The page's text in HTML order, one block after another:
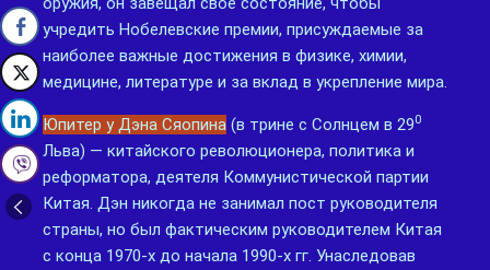
учредить Нобелевские премии, присуждаемые за
наиболее важные достижения в физике, химии,
медицине, литературе и за вклад в укрепление мира.
Юпитер у Дэна Сяопина (в трине с Солнцем в 290
Льва) — китайского революционера, политика и
реформатора, деятеля Коммунистической партии
Китая. Дэн никогда не занимал пост руководителя
страны, но был фактическим руководителем Китая
с конца 1970-х до начала 1990-х гг. Унаследовав